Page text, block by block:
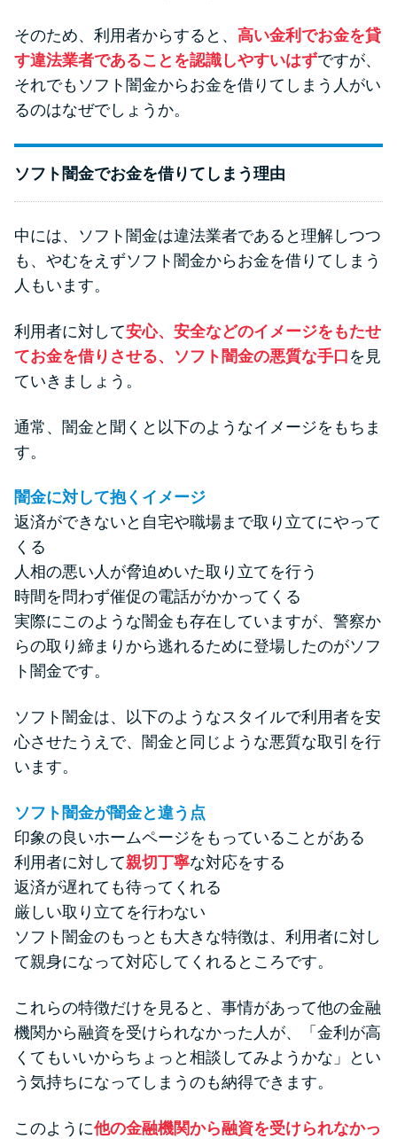
ブラックでもお金を借りるに
は？3つの判断基準と工面法
アコムはブラックでも審査に通
方法
アコムとレイクどっちがいい
の？ カードローンの選び方を徹
底解説！
説！ もっとも便利でお得な返済
方法はどれ？
落ちる？バンクイックの口コミ
みずほ銀行カードローンの問い
合わせ先とシーン別の問い合わ
せ方法
そのため、利用者からすると、 高い金利でお金を貸
す違法業者であることを認識しやすいはずですが、
それでもソフト闇金からお金を借りてしまう人がい
るのはなぜでしょうか。
ソフト闇金でお金を借りてしまう理由
中には、ソフト闇金は違法業者であると理解しつつ
も、やむをえずソフト闇金からお金を借りてしまう
人もいます。
利用者に対して安心、安全などのイメージをもたせ
てお金を借りさせる、ソフト闇金の悪質な手口 を見
ていきましょう。
通常、闇金と聞くと以下のようなイメージをもちま
す。
闇金に対して抱くイメージ
返済ができないと自宅や職場まで取り立てにやって
くる
人相の悪い人が脅迫めいた取り立てを行う
時間を問わず催促の電話がかかってくる
実際にこのような闇金も存在していますが、警察か
らの取り締まりから逃れるために登場したのがソフ
ト闇金です。
ソフト闇金は、以下のようなスタイルで利用者を安
心させたうえで、闇金と同じような悪質な取引を行
います。
ソフト闇金が闇金と違う点
印象の良いホームページをもっていることがある
利用者に対して親切丁寧な対応をする
返済が遅れても待ってくれる
厳しい取り立てを行わない
ソフト闇金のもっとも大きな特徴は、利用者に対し
て親身になって対応してくれるところです。
これらの特徴だけを見ると、事情があって他の金融
機関から融資を受けられなかった人が、「金利が高
くてもいいからちょっと相談してみようかな」とい
う気持ちになってしまうのも納得できます。
このように他の金融機関から融資を受けられなかっ